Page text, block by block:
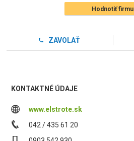
Hodnotiť firmu
ZAVOLAŤ
KONTAKTNÉ ÚDAJE
www.elstrote.sk
042 / 435 61 20